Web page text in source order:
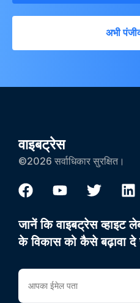
अभी
वाइबट्रेस
©2026 सर्वाधिकार सुरक्षित।
जानें कि वाइबट्रेस व्हाइट
के विकास को कैसे बढ़ावा